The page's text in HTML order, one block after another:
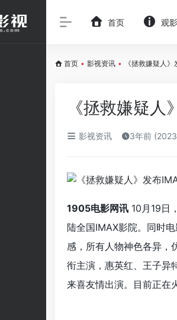
首页 观
首页 • 影视资讯 • 《拯救嫌疑人
《拯救嫌疑
影视资讯 3年前
1905电影网讯 10月19日
陆全国IMAX影院。同时
感，所有人物神色各异，
衔主演，惠英红、王子异
来喜友情出演。目前正在